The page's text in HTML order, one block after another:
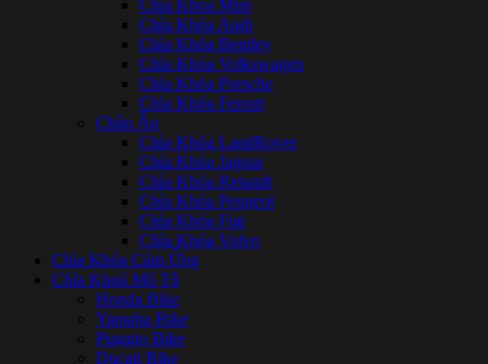
Chìa Khóa Mini
Chìa Khóa Audi
Chìa Khóa Bentley
Chìa Khóa Volkswagen
Chìa Khóa Porsche
Chìa Khóa Ferrari
Châu Âu
Chìa Khóa LandRover
Chìa Khóa Jaguar
Chìa Khóa Renault
Chìa Khóa Peugeot
Chìa Khóa Fiat
Chìa Khóa Volvo
Chìa Khóa Cảm Ứng
Chìa Khoá Mô Tô
Honda Bike
Yamaha Bike
Piaggio Bike
Ducati Bike